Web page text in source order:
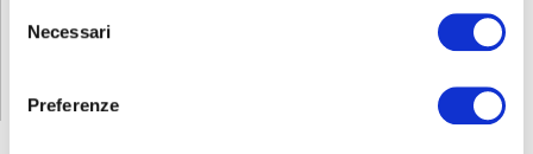
delNecessari
Preferenze